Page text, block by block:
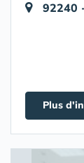
92240
Plus